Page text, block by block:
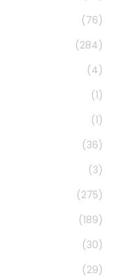
(76)
(284)
(4)
(1)
(1)
(36)
(3)
(275)
(189)
(30)
(29)